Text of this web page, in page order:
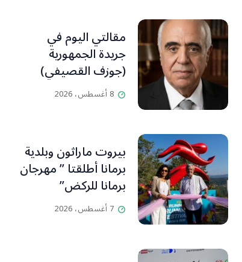
مقالتي اليوم في
جريدة الجمهورية
(جوزف القصيفي)
8 أغسطس، 2026
بيروت ماراثون وبلدية
برمانا أطلقتا ” مهرجان
برمانا للركض”
7 أغسطس، 2026